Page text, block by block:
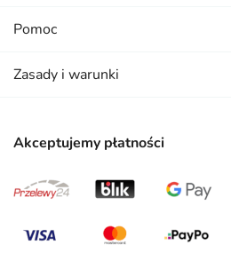
Akceptujemy płatności
Pomoc
Zasady i warunki